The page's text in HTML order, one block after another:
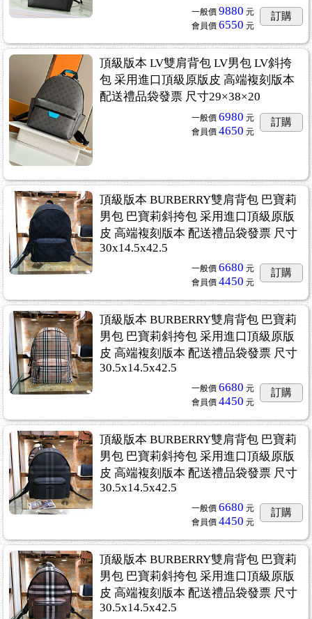
一般價 9880 元
會員價 6550 元
訂購
頂級版本 LV雙肩背包 LV男包 LV斜挎
包 采用進口頂級原版皮 高端複刻版本
配送禮品袋發票 尺寸29×38×20
一般價 6980 元
會員價 4650 元
訂購
頂級版本 BURBERRY雙肩背包 巴寶莉
男包 巴寶莉斜挎包 采用進口頂級原版
皮 高端複刻版本 配送禮品袋發票 尺寸
30x14.5x42.5
一般價 6680 元
會員價 4450 元
訂購
頂級版本 BURBERRY雙肩背包 巴寶莉
男包 巴寶莉斜挎包 采用進口頂級原版
皮 高端複刻版本 配送禮品袋發票 尺寸
30.5x14.5x42.5
一般價 6680 元
會員價 4450 元
訂購
頂級版本 BURBERRY雙肩背包 巴寶莉
男包 巴寶莉斜挎包 采用進口頂級原版
皮 高端複刻版本 配送禮品袋發票 尺寸
30.5x14.5x42.5
一般價 6680 元
會員價 4450 元
訂購
頂級版本 BURBERRY雙肩背包 巴寶莉
男包 巴寶莉斜挎包 采用進口頂級原版
皮 高端複刻版本 配送禮品袋發票 尺寸
30.5x14.5x42.5